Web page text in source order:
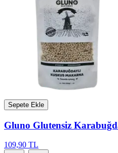
Sepete Ekle
Gluno Glutensiz
109,90 TL